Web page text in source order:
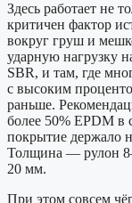
Здесь работает не
критичен фактор
вокруг груш и
ударную нагрузку
SBR, и там, где
с высоким
раньше.
более 50% EPDM в
покрытие держало
Толщина — рулон
20 мм.
При этом совсем